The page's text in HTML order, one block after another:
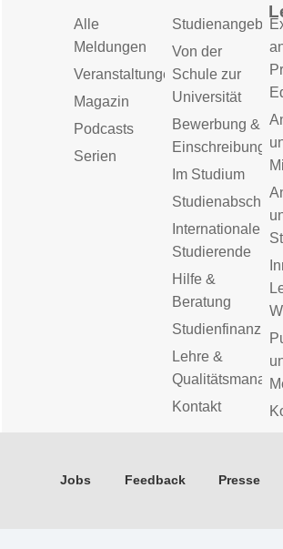
Alle
Meldungen
Veranstaltungen
Magazin
Podcasts
Serien
Studienangebot
Von der
Schule zur
Universität
Bewerbung &
Einschreibung
Im Studium
Internationale
Studierende
Hilfe &
Beratung
Lehre &
Kontakt
Jobs Feedback Presse